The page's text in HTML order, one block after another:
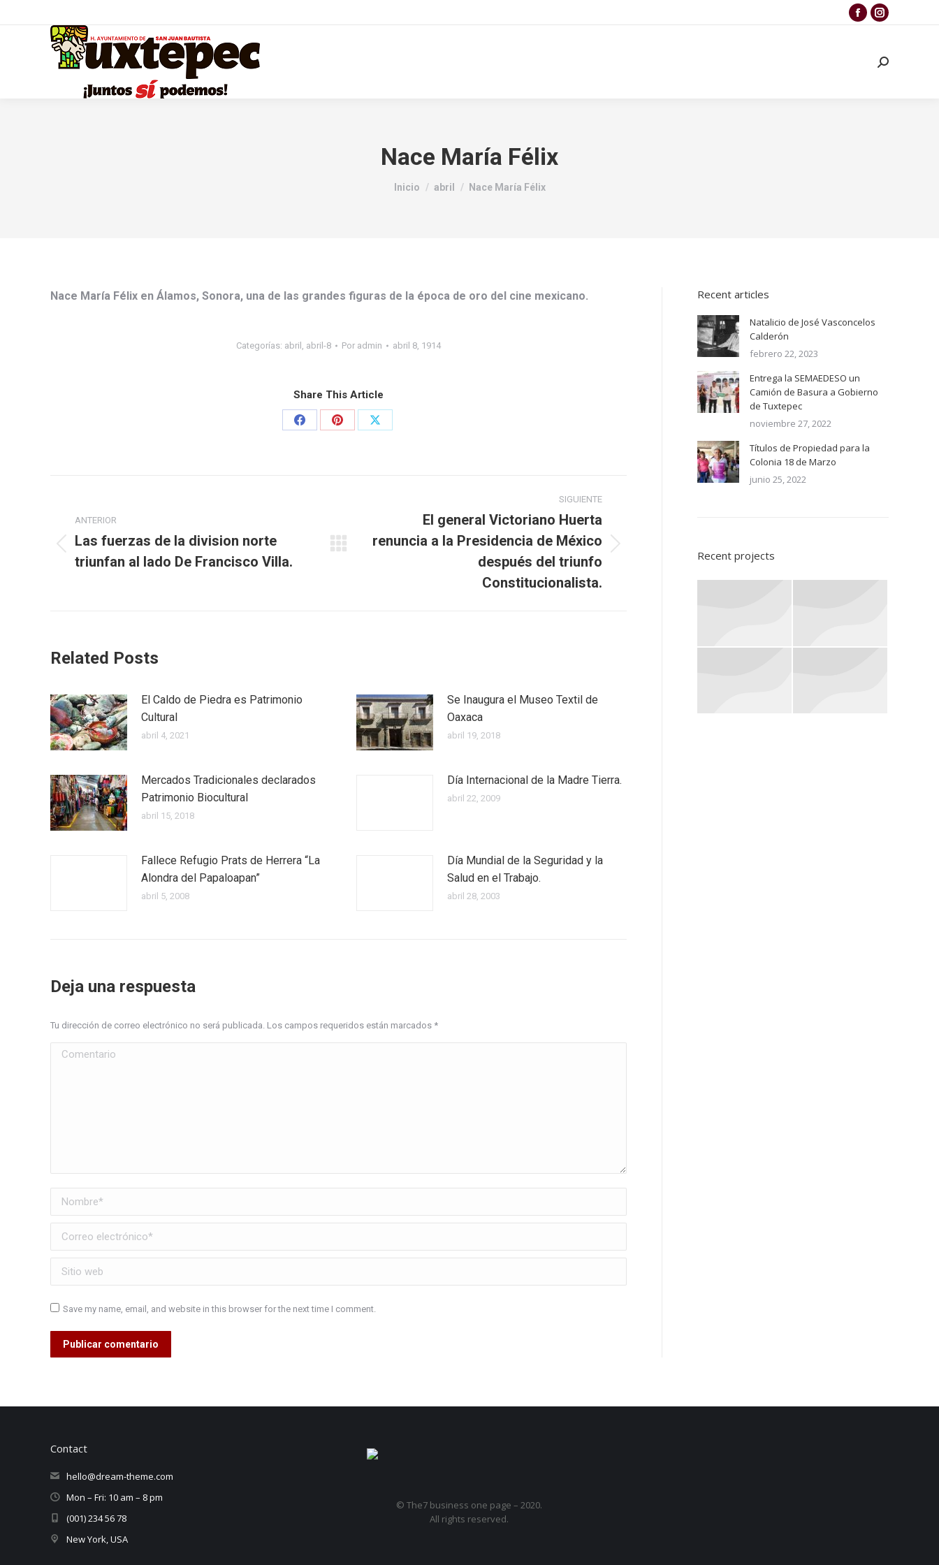
Nace María Félix
Estás aquí:
Inicio abril Nace María Félix
Nace María Félix en Álamos, Sonora, una de las grandes figuras de la época de oro del cine mexicano.
Categorías: abril , abril-8 Por admin abril 8, 1914
Share This Article
ANTERIOR
Las fuerzas de la division norte
triunfan al lado De Francisco Villa.
SIGUIENTE
El general Victoriano Huerta
renuncia a la Presidencia de México
después del triunfo
Constitucionalista.
Related Posts
El Caldo de Piedra es Patrimonio
Cultural
abril 4, 2021
Se Inaugura el Museo Textil de
Oaxaca
abril 19, 2018
Mercados Tradicionales declarados
Patrimonio Biocultural
abril 15, 2018
Día Internacional de la Madre Tierra.
abril 22, 2009
Fallece Refugio Prats de Herrera “La
Alondra del Papaloapan”
abril 5, 2008
Día Mundial de la Seguridad y la
Salud en el Trabajo.
abril 28, 2003
Deja una respuesta
Tu dirección de correo electrónico no será publicada. Los campos requeridos están marcados *
Comentario
Nombre *
Correo electrónico *
Sitio web
Save my name, email, and website in this browser for the next time I comment.
Publicar comentario
Recent articles
Natalicio de José Vasconcelos
Calderón
febrero 22, 2023
Entrega la SEMAEDESO un
Camión de Basura a Gobierno
de Tuxtepec
noviembre 27, 2022
Títulos de Propiedad para la
Colonia 18 de Marzo
junio 25, 2022
Recent projects
Contact
hello@dream-theme.com
Mon – Fri: 10 am – 8 pm
(001) 234 56 78
New York, USA
© The7 business one page – 2020.
All rights reserved.